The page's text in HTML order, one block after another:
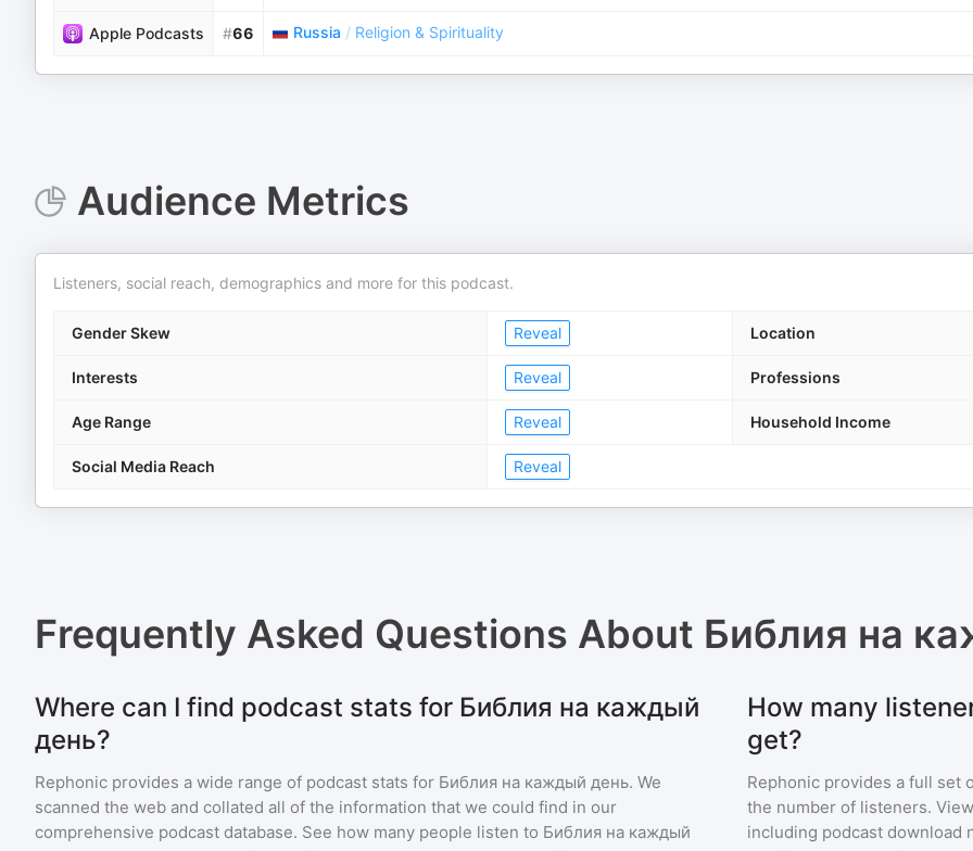
Apple Podcasts #66 Russia / Religion & Spirituality
Audience Metrics
Listeners, social reach, demographics and more for this podcast.
Gender Skew Reveal Location
Interests Reveal Professions
Age Range Reveal Household Income
Social Media Reach Reveal
Frequently Asked Questions About Библия на
Where can I find podcast stats for Библия на каждый
день?
Rephonic provides a wide range of podcast stats for Библия на каждый день. We
scanned the web and collated all of the information that we could find in our
comprehensive podcast database. See how many people listen to Библия на каждый
How many
get?
Rephonic provides a full set
the number of listeners.
including podcast download